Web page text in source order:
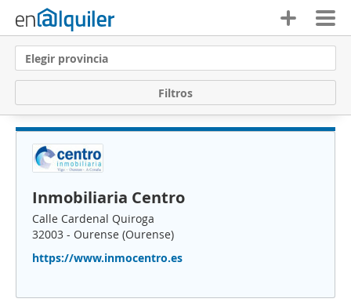
Elegir provincia
Filtros
Inmobiliaria Centro
Calle Cardenal Quiroga
32003 - Ourense (Ourense)
https://www.inmocentro.es